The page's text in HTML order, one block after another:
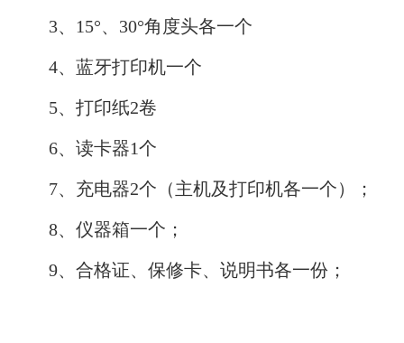
3、15°、30°角度头各一个
4、蓝牙打印机一个
5、打印纸2卷
6、读卡器1个
7、充电器2个（主机及打印机各一个）；
8、仪器箱一个；
9、合格证、保修卡、说明书各一份；